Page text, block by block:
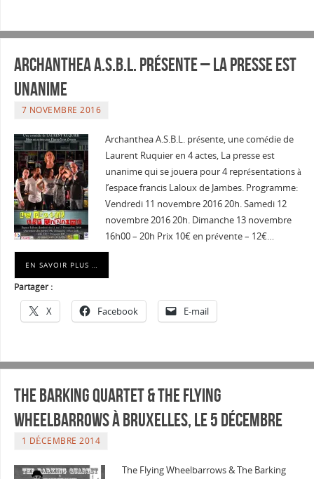
Archanthea A.S.B.L. présente – La presse est
unanime
7 NOVEMBRE 2016
Archanthea A.S.B.L. présente, une comédie de
Laurent Ruquier en 4 actes, La presse est
unanime qui se jouera pour 4 représentations à
l’espace francis Laloux de Jambes. Programme:
Vendredi 11 novembre 2016 20h. Samedi 12
novembre 2016 20h. Dimanche 13 novembre
16h00 – 20h Prix 10€ en prévente – 12€…
EN SAVOIR PLUS …
Partager :
X Facebook E-mail
The Barking Quartet & The Flying
WheelBarrows à Bruxelles, le 5 Décembre
1 DÉCEMBRE 2014
The Flying Wheelbarrows & The Barking